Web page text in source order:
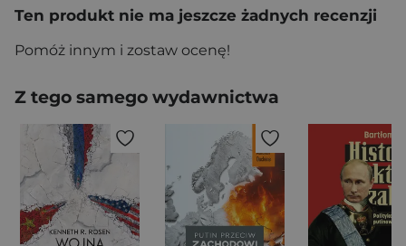
Ten produkt nie ma jeszcze żadnych recenzji
Pomóż innym i zostaw ocenę!
Z tego samego wydawnictwa